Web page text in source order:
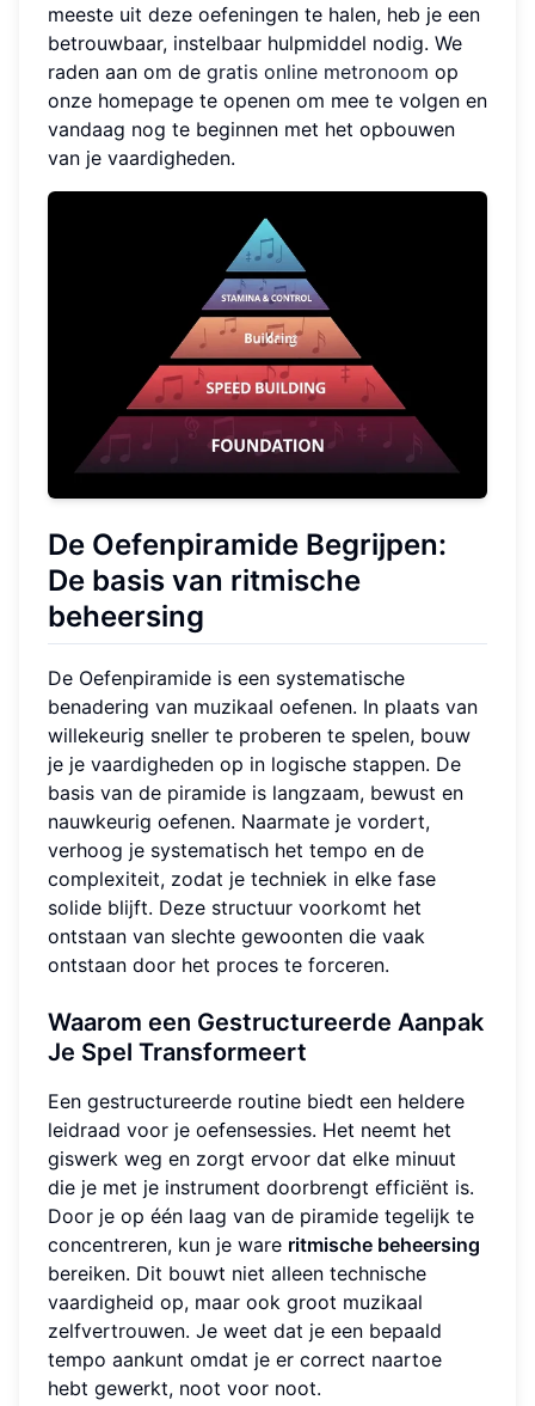
meeste uit deze oefeningen te halen, heb je een
betrouwbaar, instelbaar hulpmiddel nodig. We
raden aan om de gratis online metronoom op
onze homepage te openen om mee te volgen en
vandaag nog te beginnen met het opbouwen
van je vaardigheden.
De Oefenpiramide Begrijpen:
De basis van ritmische
beheersing
De Oefenpiramide is een systematische
benadering van muzikaal oefenen. In plaats van
willekeurig sneller te proberen te spelen, bouw
je je vaardigheden op in logische stappen. De
basis van de piramide is langzaam, bewust en
nauwkeurig oefenen. Naarmate je vordert,
verhoog je systematisch het tempo en de
complexiteit, zodat je techniek in elke fase
solide blijft. Deze structuur voorkomt het
ontstaan van slechte gewoonten die vaak
ontstaan door het proces te forceren.
Waarom een Gestructureerde Aanpak
Je Spel Transformeert
Een gestructureerde routine biedt een heldere
leidraad voor je oefensessies. Het neemt het
giswerk weg en zorgt ervoor dat elke minuut
die je met je instrument doorbrengt efficiënt is.
Door je op één laag van de piramide tegelijk te
concentreren, kun je ware ritmische beheersing
bereiken. Dit bouwt niet alleen technische
vaardigheid op, maar ook groot muzikaal
zelfvertrouwen. Je weet dat je een bepaald
tempo aankunt omdat je er correct naartoe
hebt gewerkt, noot voor noot.